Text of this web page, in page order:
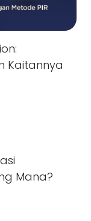
Kaitannya
Mana?